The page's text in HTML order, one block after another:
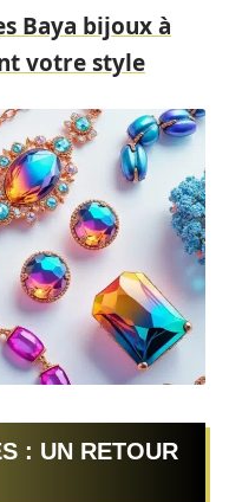
Baya bijoux à
votre style
: UN RETOUR